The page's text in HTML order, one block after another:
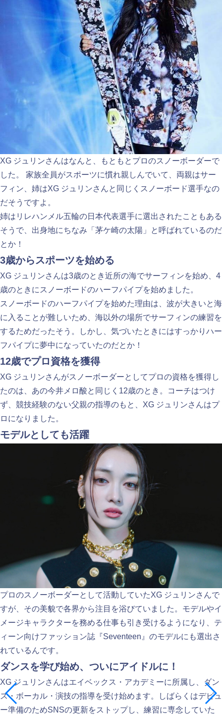
XG ジュリンさんはなんと、もともとプロのスノーボーダーで
した。 家族全員がスポーツに慣れ親しんでいて、両親はサー
フィン、姉はXG ジュリンさんと同じくスノーボード選手なの
だそうですよ。
姉はリレハンメル五輪の日本代表選手に選出されたこともある
そうで、出身地にちなみ「茅ケ崎の太陽」と呼ばれているのだ
とか！
3歳からスポーツを始める
XG ジュリンさんは3歳のとき近所の海でサーフィンを始め、4
歳のときにスノーボードのハーフパイプを始めました。
スノーボードのハーフパイプを始めた理由は、波が大きいと海
に入ることが難しいため、海以外の場所でサーフィンの練習を
するためだったそう。しかし、気づいたときにはすっかりハー
フパイプに夢中になっていたのだとか！
12歳でプロ資格を獲得
XG ジュリンさんがスノーボーダーとしてプロの資格を獲得し
たのは、あの今井メロ酸と同じく12歳のとき。コーチはつけ
ず、競技経験のない父親の指導のもと、XG ジュリンさんはプ
ロになりました。
モデルとしても活躍
プロのスノーボーダーとして活動していたXG ジュリンさんで
すが、その美貌で各界から注目を浴びていました。モデルやイ
メージキャラクターを務める仕事も引き受けるようになり、テ
ィーン向けファッション誌『Seventeen』のモデルにも選出さ
れているんです。
ダンスを学び始め、ついにアイドルに！
XG ジュリンさんはエイベックス・アカデミーに所属し、ダン
ス・ボーカル・演技の指導を受け始めます。しばらくはデビュ
ー準備のためSNSの更新をストップし、練習に専念していた